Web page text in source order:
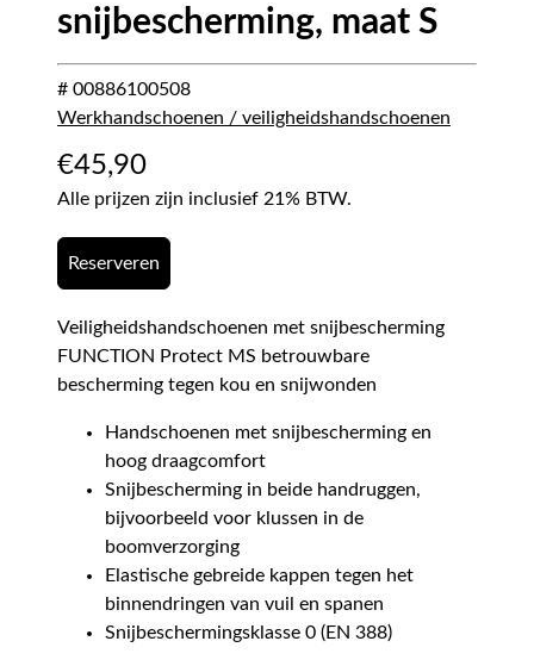
snijbescherming, maat S
# 00886100508
Werkhandschoenen / veiligheidshandschoenen
€45,90
Alle prijzen zijn inclusief 21% BTW.
Reserveren
Veiligheidshandschoenen met snijbescherming
FUNCTION Protect MS betrouwbare
bescherming tegen kou en snijwonden
Handschoenen met snijbescherming en
hoog draagcomfort
Snijbescherming in beide handruggen,
bijvoorbeeld voor klussen in de
boomverzorging
Elastische gebreide kappen tegen het
binnendringen van vuil en spanen
Snijbeschermingsklasse 0 (EN 388)